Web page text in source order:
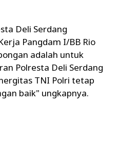
Deli Serdang
Pangdam I/BB Rio
adalah untuk
Polresta Deli Serdang
TNI Polri tetap
baik" ungkapnya.